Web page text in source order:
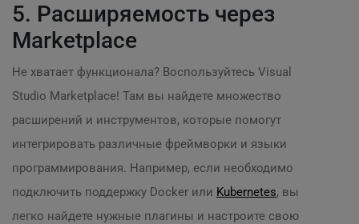
5. Расширяемость через
Marketplace
Не хватает функционала? Воспользуйтесь Visual
Studio Marketplace! Там вы найдете множество
расширений и инструментов, которые помогут
интегрировать различные фреймворки и языки
программирования. Например, если необходимо
подключить поддержку Docker или Kubernetes, вы
легко найдете нужные плагины и настроите свою